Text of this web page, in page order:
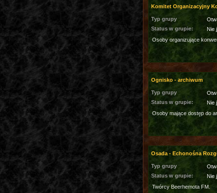
Komitet Organizacyjny
Typ grupy
Status w grupie:
Nie
Osoby organizujące
Ognisko - archiwum
Typ grupy
Status w grupie:
Nie
Osoby mające dostęp do
Osada - Echonośna
Typ grupy
Status w grupie:
Nie
Twórcy Beerhemota FM.